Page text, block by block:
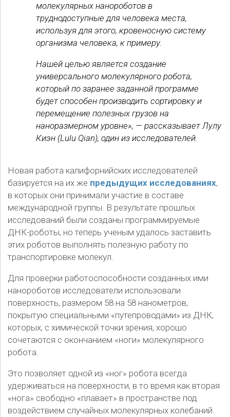
молекулярных нанороботов в
труднодоступные для человека места,
используя для этого, кровеносную систему
организма человека, к примеру.
Нашей целью является создание
универсального молекулярного робота,
который по заранее заданной программе
будет способен производить сортировку и
перемещение полезных грузов на
наноразмерном уровне», — рассказывает Лулу
Киэн (Lulu Qian), один из исследователей.
Новая работа калифорнийских исследователей
базируется на их же предыдущих исследованиях,
в которых они принимали участие в составе
международной группы. В результате прошлых
исследований были созданы программируемые
ДНК-роботы, но теперь ученым удалось заставить
этих роботов выполнять полезную работу по
транспортировке молекул.
Для проверки работоспособности созданных ими
нанороботов исследователи использовали
поверхность, размером 58 на 58 нанометров,
покрытую специальными «путепроводами» из ДНК,
которых, с химической точки зрения, хорошо
сочетаются с окончанием «ноги» молекулярного
робота.
Это позволяет одной из «ног» робота всегда
удерживаться на поверхности, в то время как вторая
«нога» свободно «плавает» в пространстве под
воздействием случайных молекулярных колебаний.